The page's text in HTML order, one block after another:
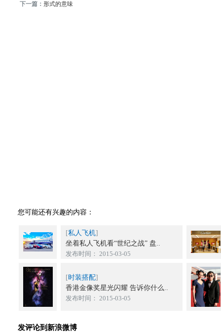
下一篇：形式的意味
您可能还有兴趣的内容：
[私人飞机]
坐着私人飞机看“世纪之战” 盘..
发布时间： 2015-03-05
[时装搭配]
香港金像奖星光闪耀 告诉你什么..
发布时间： 2015-03-05
发评论到新浪微博